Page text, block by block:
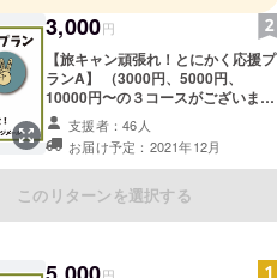
3,000円
【旅キャン頑張れ！とにかく応援プ
ランA】 （3000円、5000円、
10000円〜の３コースがございま
す） ★オリジナルステッカー選べる
3種&お礼のメールをお送りします！
インスタやYouTubeで私たちのこと
を知ってくださった方や、遠方で今
はお店に行けないけど応援してま
ルを見せてもらえれば、心ばかりで
支援者：46人
お届け予定：2021年12月
このリターンを選択する